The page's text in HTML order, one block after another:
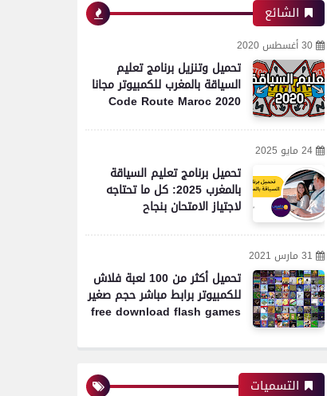
الشائع
30 أغسطس 2020
تحميل وتنزيل برنامج تعليم
السياقة بالمغرب للكمبيوتر مجانا
Code Route Maroc 2020
24 مايو 2025
تحميل برنامج تعليم السياقة
بالمغرب 2025: كل ما تحتاجه
لاجتياز الامتحان بنجاح
31 مارس 2021
تحميل أكثر من 100 لعبة فلاش
للكمبيوتر برابط مباشر حجم صغير
free download flash games
التسميات